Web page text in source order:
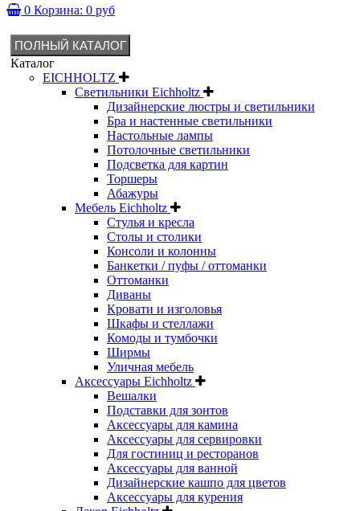
0 Корзина: 0 руб
ПОЛНЫЙ КАТАЛОГ
Каталог
EICHHOLTZ
Светильники Eichholtz
Дизайнерские люстры и светильники
Бра и настенные светильники
Настольные лампы
Потолочные светильники
Подсветка для картин
Торшеры
Абажуры
Мебель Eichholtz
Стулья и кресла
Столы и столики
Консоли и колонны
Банкетки / пуфы / оттоманки
Оттоманки
Диваны
Кровати и изголовья
Шкафы и стеллажи
Комоды и тумбочки
Ширмы
Уличная мебель
Аксессуары Eichholtz
Вешалки
Подставки для зонтов
Аксессуары для камина
Аксессуары для сервировки
Для гостиниц и ресторанов
Аксессуары для ванной
Дизайнерские кашпо для цветов
Аксессуары для курения